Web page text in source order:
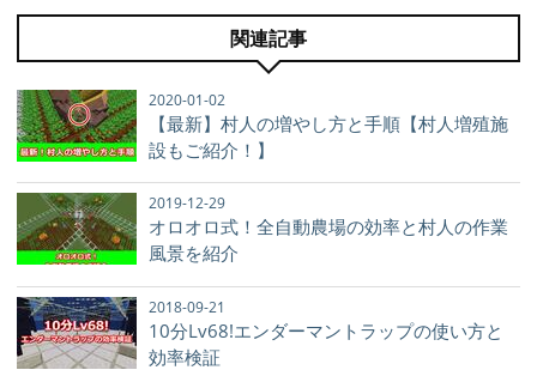
関連記事
2020-01-02
【最新】村人の増やし方と手順【村人増殖施
設もご紹介！】
2019-12-29
オロオロ式！全自動農場の効率と村人の作業
風景を紹介
2018-09-21
10分Lv68!エンダーマントラップの使い方と
効率検証